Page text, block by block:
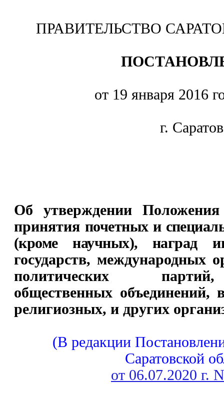
ПРАВИТЕЛЬСТВО
от 19 января 2016
г. Саратов
Об утверждении
принятия почетных и
(кроме научных), наград
государств, международных
политических
общественных объединений,
религиозных, и других
(В редакции
Саратовской
от 06.07.2020 г. N